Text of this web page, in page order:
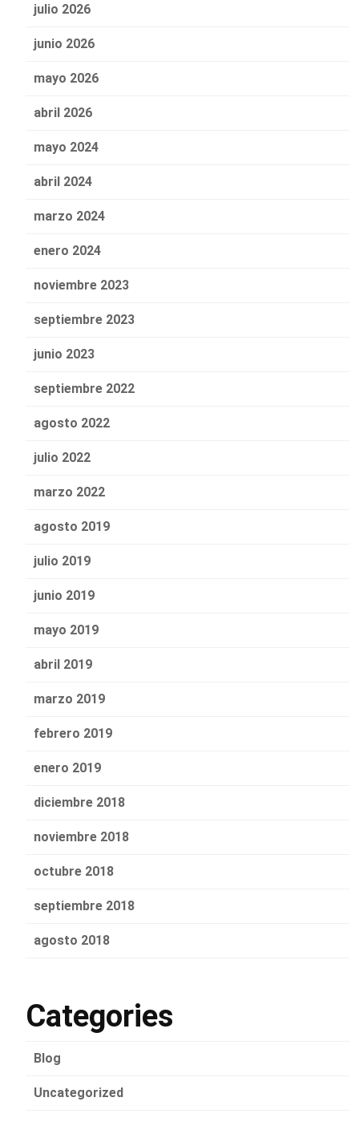
julio 2026
junio 2026
mayo 2026
abril 2026
mayo 2024
abril 2024
marzo 2024
enero 2024
noviembre 2023
septiembre 2023
junio 2023
septiembre 2022
agosto 2022
julio 2022
marzo 2022
agosto 2019
julio 2019
junio 2019
mayo 2019
abril 2019
marzo 2019
febrero 2019
enero 2019
diciembre 2018
noviembre 2018
octubre 2018
septiembre 2018
agosto 2018
Categories
Blog
Uncategorized